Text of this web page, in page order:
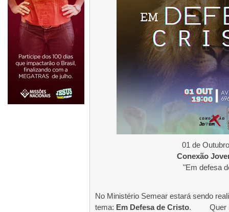
01 de
Conexão
"Em defesa
No Ministério Semear estará sendo
tema: Em Defesa de Cristo.
Quer